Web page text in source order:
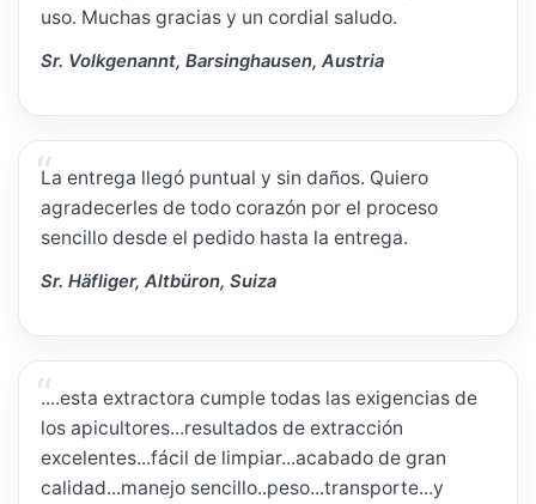
uso. Muchas gracias y un cordial saludo.
Sr. Volkgenannt, Barsinghausen, Austria
La entrega llegó puntual y sin daños. Quiero
agradecerles de todo corazón por el proceso
sencillo desde el pedido hasta la entrega.
Sr. Häfliger, Altbüron, Suiza
....esta extractora cumple todas las exigencias de
los apicultores...resultados de extracción
excelentes...fácil de limpiar...acabado de gran
calidad...manejo sencillo..peso...transporte...y